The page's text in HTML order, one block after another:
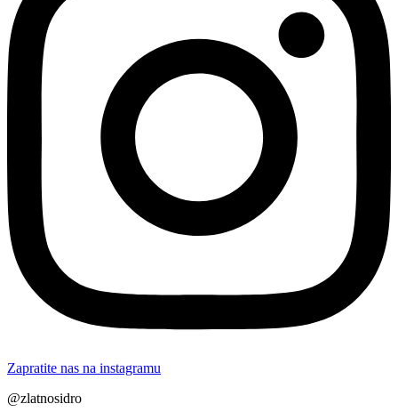
Zapratite nas na instagramu
@zlatnosidro